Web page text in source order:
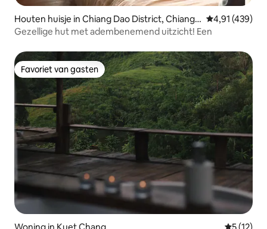
Houten huisje in Chiang Dao District, Chiang
Mai, Thailand
Gemiddelde
4,91 (439)
Gezellige hut met adembenemend uitzicht! Een
Favoriet van gasten
Favoriet van gasten